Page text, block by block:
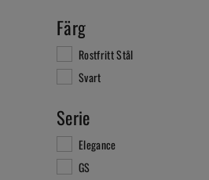
Färg
Rostfritt Stål
Svart
Serie
Elegance
GS